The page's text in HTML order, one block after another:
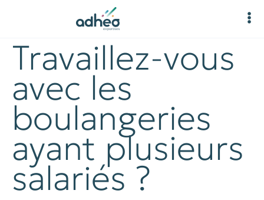
Travaillez-vous
avec les
boulangeries
ayant plusieurs
salariés ?